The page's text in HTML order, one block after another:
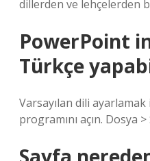
dillerden ve lehçelerden
PowerPoint
Türkçe
Varsayılan dili
programını açın. Dosya